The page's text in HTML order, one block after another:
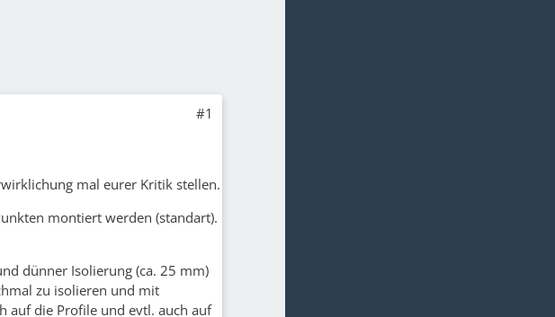
#1
mal eurer Kritik stellen.
montiert werden (standart).
dünner Isolierung (ca. 25 mm)
zu isolieren und mit
auf die Profile und evtl. auch auf